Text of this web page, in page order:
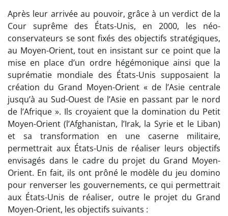
Après leur arrivée au pouvoir, grâce à un verdict de la
Cour suprême des États-Unis, en 2000, les néo-
conservateurs se sont fixés des objectifs stratégiques,
au Moyen-Orient, tout en insistant sur ce point que la
mise en place d’un ordre hégémonique ainsi que la
suprématie mondiale des États-Unis supposaient la
création du Grand Moyen-Orient « de l’Asie centrale
jusqu’à au Sud-Ouest de l’Asie en passant par le nord
de l’Afrique ». Ils croyaient que la domination du Petit
Moyen-Orient (l’Afghanistan, l’Irak, la Syrie et le Liban)
et sa transformation en une caserne militaire,
permettrait aux États-Unis de réaliser leurs objectifs
envisagés dans le cadre du projet du Grand Moyen-
Orient. En fait, ils ont prôné le modèle du jeu domino
pour renverser les gouvernements, ce qui permettrait
aux États-Unis de réaliser, outre le projet du Grand
Moyen-Orient, les objectifs suivants :